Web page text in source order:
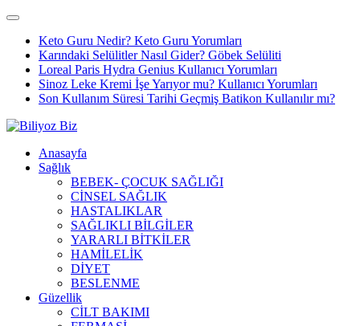
Keto Guru Nedir? Keto Guru Yorumları
Karındaki Selülitler Nasıl Gider? Göbek Selüliti
Loreal Paris Hydra Genius Kullanıcı Yorumları
Sinoz Leke Kremi İşe Yarıyor mu? Kullanıcı Yorumları
Son Kullanım Süresi Tarihi Geçmiş Batikon Kullanılır mı?
Anasayfa
Sağlık
BEBEK- ÇOCUK SAĞLIĞI
CİNSEL SAĞLIK
HASTALIKLAR
SAĞLIKLI BİLGİLER
YARARLI BİTKİLER
HAMİLELİK
DİYET
BESLENME
Güzellik
CİLT BAKIMI